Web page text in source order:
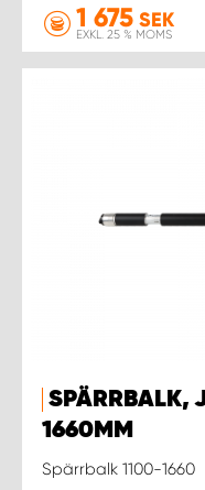
1 675 SEK
EXKL. 25 % MOMS
SPÄRRBALK,
1660MM
Spärrbalk 1100-1660